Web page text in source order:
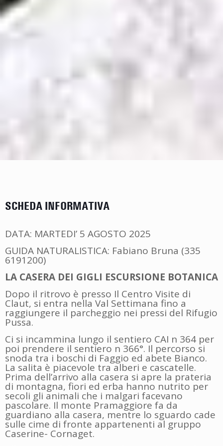
SCHEDA INFORMATIVA
DATA: MARTEDI’ 5 AGOSTO 2025
GUIDA NATURALISTICA: Fabiano Bruna (335
6191200)
LA CASERA DEI GIGLI ESCURSIONE BOTANICA
Dopo il ritrovo è presso Il Centro Visite di
Claut, si entra nella Val Settimana fino a
raggiungere il parcheggio nei pressi del Rifugio
Pussa.
Ci si incammina lungo il sentiero CAI n 364 per
poi prendere il sentiero n 366°. Il percorso si
snoda tra i boschi di Faggio ed abete Bianco.
La salita è piacevole tra alberi e cascatelle.
Prima dell’arrivo alla casera si apre la prateria
di montagna, fiori ed erba hanno nutrito per
secoli gli animali che i malgari facevano
pascolare. Il monte Pramaggiore fa da
guardiano alla casera, mentre lo sguardo cade
sulle cime di fronte appartenenti al gruppo
Caserine- Cornaget.